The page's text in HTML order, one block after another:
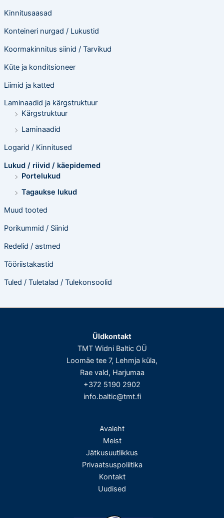
Kinnitusaasad
Konteineri nurgad / Lukustid
Koormakinnitus siinid / Tarvikud
Küte ja konditsioneer
Liimid ja katted
Laminaadid ja kärgstruktuur
Kärgstruktuur
Laminaadid
Logarid / Kinnitused
Lukud / riivid / käepidemed
Portelukud
Tagaukse lukud
Muud tooted
Porikummid / Siinid
Redelid / astmed
Tööriistakastid
Tuled / Tuletalad / Tulekonsoolid
Üldkontakt
TMT Widni Baltic OÜ
Loomäe tee 7, Lehmja küla,
Rae vald, Harjumaa
+372 5190 2902
info.baltic@tmt.fi
Avaleht
Meist
Jätkusuutlikkus
Privaatsuspoliitika
Kontakt
Uudised